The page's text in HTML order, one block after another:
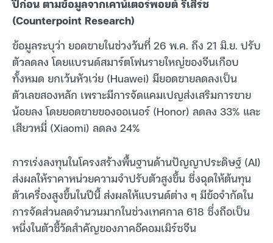
(Counterpoint Research)
ข้อมูลระบุว่า ยอดขายในช่วงวันที่ 26 พ.ค. ถึง 21 มิ.ย. ปรับ
ตัวลดลง โดยแบรนด์สมาร์ตโฟนรายใหญ่ของจีนเกือบ
ทั้งหมด ยกเว้นหัวเว่ย (Huawei) มียอดขายลดลงเป็น
ตัวเลขสองหลัก เพราะมีการจัดแคมเปญส่งเสริมการขาย
น้อยลง โดยยอดขายของออเนอร์ (Honor) ลดลง 33% และ
เสียวหมี่ (Xiaomi) ลดลง 24%
การเร่งลงทุนในโครงสร้างพื้นฐานด้านปัญญาประดิษฐ์ (AI)
ส่งผลให้ราคาหน่วยความจำปรับตัวสูงขึ้น ซึ่งฉุดให้ต้นทุน
ตัวเครื่องสูงขึ้นในปีนี้ ส่งผลให้แบรนด์ต่าง ๆ มีข้อจำกัดใน
การจัดส่วนลดจำนวนมากในช่วงเทศกาล 618 ซึ่งถือเป็น
หนึ่งในตัวชี้วัดสำคัญของภาคอีคอมเมิร์ซจีน